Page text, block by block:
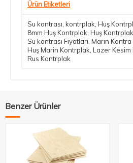
Ürün Etiketleri
Su kontrası kontrplak Huş
8mm Huş Kontrplak Huş Kontrplak
Su kontrası Fiyatları Marin Kontra
Huş Marin Kontrplak Lazer Kesim
Rus Kontrplak
Benzer Ürünler